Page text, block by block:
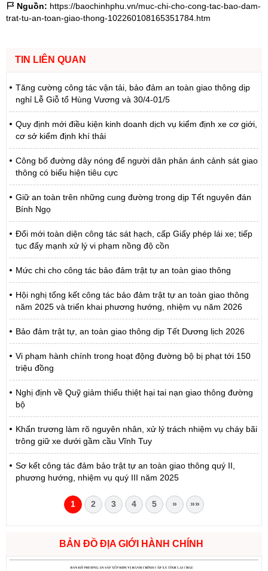
Nguồn: https://baochinhphu.vn/muc-chi-cho-cong-tac-bao-dam-
trat-tu-an-toan-giao-thong-102260108165351784.htm
TIN LIÊN QUAN
Tăng cường công tác vận tải, bảo đảm an toàn giao thông dịp
nghỉ Lễ Giỗ tổ Hùng Vương và 30/4-01/5
Quy định mới điều kiện kinh doanh dịch vụ kiểm định xe cơ giới,
cơ sở kiểm định khí thải
Công bố đường dây nóng để người dân phản ánh cảnh sát giao
thông có biểu hiện tiêu cực
Giữ an toàn trên những cung đường trong dịp Tết nguyên đán
Bính Ngọ
Đổi mới toàn diện công tác sát hạch, cấp Giấy phép lái xe; tiếp
tục đẩy mạnh xử lý vi phạm nồng độ cồn
Mức chi cho công tác bảo đảm trật tự an toàn giao thông
Hội nghị tổng kết công tác bảo đảm trật tự an toàn giao thông
năm 2025 và triển khai phương hướng, nhiệm vụ năm 2026
Bảo đảm trật tự, an toàn giao thông dịp Tết Dương lịch 2026
Vi phạm hành chính trong hoạt động đường bộ bị phạt tới 150
triệu đồng
Nghị định về Quỹ giảm thiểu thiệt hại tai nạn giao thông đường
bộ
Khẩn trương làm rõ nguyên nhân, xử lý trách nhiệm vụ cháy bãi
trông giữ xe dưới gầm cầu Vĩnh Tuy
Sơ kết công tác đảm bảo trật tự an toàn giao thông quý II,
phương hướng, nhiệm vụ quý III năm 2025
1 2 3 4 5 » »»
BẢN ĐỒ ĐỊA GIỚI HÀNH CHÍNH